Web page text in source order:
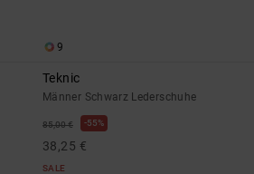
9
Teknic
Männer Schwarz Lederschuhe
85,00 € 55%
38,25 €
SALE